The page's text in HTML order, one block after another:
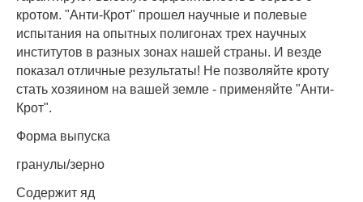
кротом. "Анти-Крот" прошел научные и полевые
испытания на опытных полигонах трех научных
институтов в разных зонах нашей страны. И везде
показал отличные результаты! Не позволяйте кроту
стать хозяином на вашей земле - применяйте "Анти-
Крот".
Форма выпуска
гранулы/зерно
Содержит яд